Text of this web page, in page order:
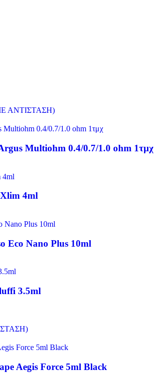
ΑΝΤΙΣΤΑΣΗ)
Multiohm 0.4/0.7/1.0 ohm 1τμχ
4ml
Eco Nano Plus 10ml
3.5ml
Aegis Force 5ml Black